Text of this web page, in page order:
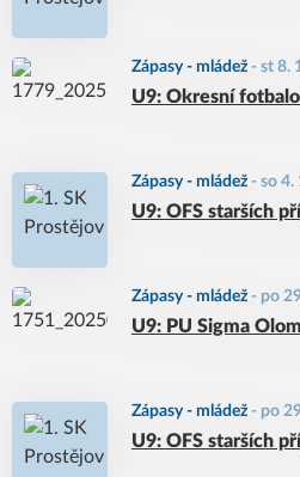
Zápasy - mládež - st 8.
U9: Okresní
Zápasy - mládež - so 4.
U9: OFS starších
Zápasy - mládež - po
U9: PU Sigma
Zápasy - mládež - po
U9: OFS starších